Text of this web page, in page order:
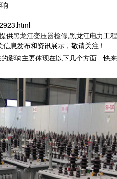
供黑龙江变压器检修,黑龙江电力工程
息发布和资讯展示，敬请关注！
影响主要体现在以下几个方面，快来